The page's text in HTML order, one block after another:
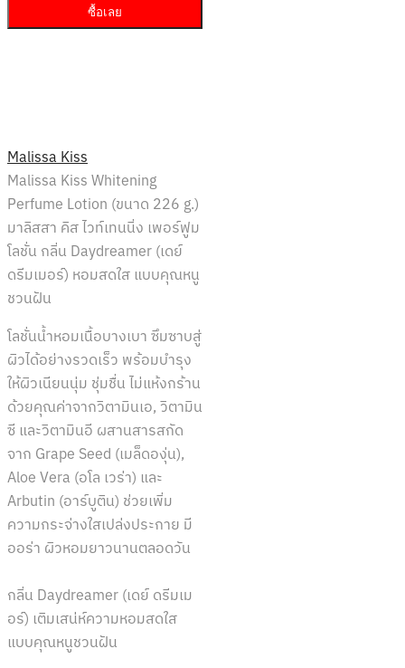
ซื้อเลย
Malissa Kiss
Malissa Kiss Whitening
Perfume Lotion (ขนาด 226 g.)
มาลิสสา คิส ไวท์เทนนิ่ง เพอร์ฟูม
โลชั่น กลิ่น Daydreamer (เดย์
ดรีมเมอร์) หอมสดใส แบบคุณหนู
ชวนฝัน
โลชั่นน้ำหอมเนื้อบางเบา ซึมซาบสู่
ผิวได้อย่างรวดเร็ว พร้อมบำรุง
ให้ผิวเนียนนุ่ม ชุ่มชื่น ไม่แห้งกร้าน
ด้วยคุณค่าจากวิตามินเอ, วิตามิน
ซี และวิตามินอี ผสานสารสกัด
จาก Grape Seed (เมล็ดองุ่น),
Aloe Vera (อโล เวร่า) และ
Arbutin (อาร์บูติน) ช่วยเพิ่ม
ความกระจ่างใสเปล่งประกาย มี
ออร่า ผิวหอมยาวนานตลอดวัน
กลิ่น Daydreamer (เดย์ ดรีมเม
อร์) เติมเสน่ห์ความหอมสดใส
แบบคุณหนูชวนฝัน